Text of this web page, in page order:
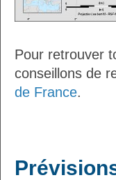
Pour retrouver
conseillons de
de France.